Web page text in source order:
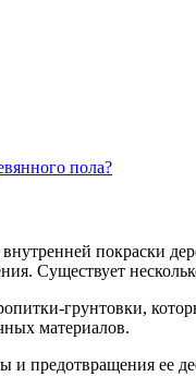
пола?
покраски
Существует
грунтовки,
материалов.
и предотвращения ее